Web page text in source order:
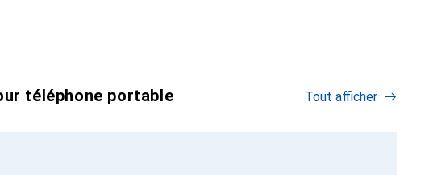
téléphone portable Tout afficher